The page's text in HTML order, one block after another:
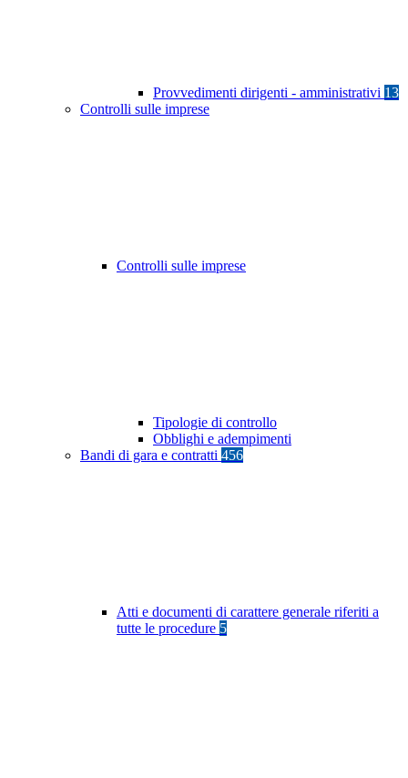
Provvedimenti dirigenti - amministrativi 13
Controlli sulle imprese
Controlli sulle imprese
Tipologie di controllo
Obblighi e adempimenti
Bandi di gara e contratti 456
Atti e documenti di carattere generale riferiti a
tutte le procedure 5